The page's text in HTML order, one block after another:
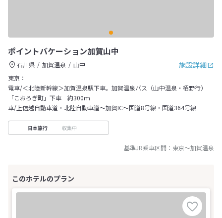
ポイントバケーション加賀山中
施設詳細
石川県 加賀温泉
山中
東京：
電車/＜北陸新幹線＞加賀温泉駅下車。加賀温泉バス（山中温泉・栢野行）
「こおろぎ町」下車 約300ｍ
車/上信越自動車道・北陸自動車道～加賀IC～国道8号線・国道364号線
日本旅行 収集中
基準JR乗車区間： 東京～加賀温泉